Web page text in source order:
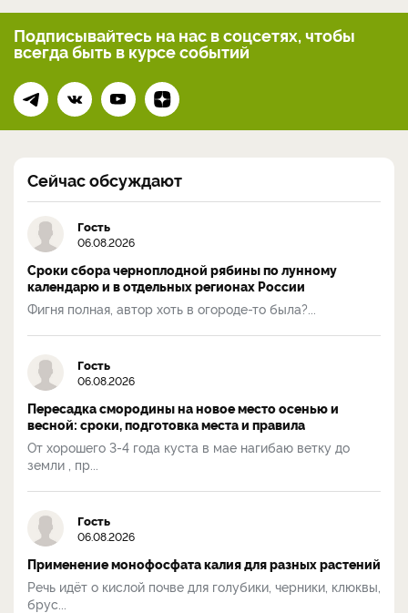
Подписывайтесь на нас в соцсетях, чтобы
всегдабыть в курсе событий
Сейчас обсуждают
Гость
06.08.2026
Сроки сбора черноплодной рябины по лунному
календарю и в отдельных регионах России
Фигня полная, автор хоть в огороде-то была?...
Гость
06.08.2026
Пересадка смородины на новое место осенью и
весной: сроки, подготовка места и правила
От хорошего 3-4 года куста в мае нагибаю ветку до
земли , пр...
Гость
06.08.2026
Применение монофосфата калия для разных растений
Речь идёт о кислой почве для голубики, черники, клюквы,
брус...